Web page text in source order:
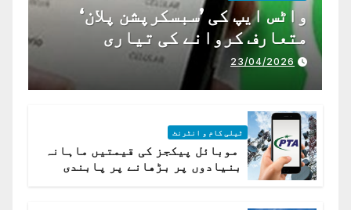
واٹس ایپ کی ’سبسکرپشن پلان‘
متعارف کروانے کی تیاری
23/04/2026
ٹیلی کام و انٹرنٹ
موبائل پیکجز کی قیمتیں ماہانہ
بنیادوں پر بڑھانے پر پابندی